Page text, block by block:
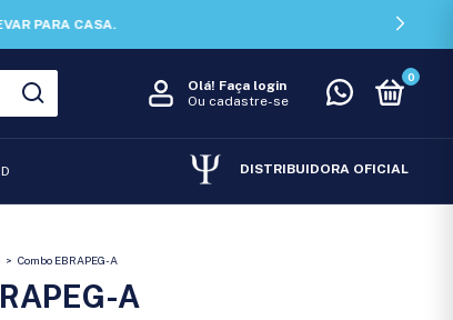
Olá! Faça login
Ou cadastre-se
0
DISTRIBUIDORA OFICIAL
> Combo EBRAPEG-A
A